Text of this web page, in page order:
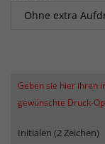
Geben sie hier ihren
gewünschte Druck-
Initialen (2 Zeichen)